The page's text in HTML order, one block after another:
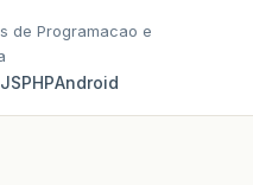
de Programacao e
JSPHPAndroid